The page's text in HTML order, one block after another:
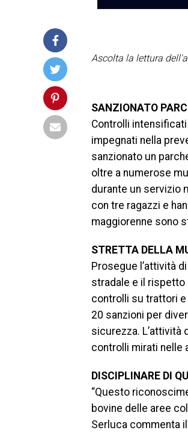
Ascolta la lettura
SANZIONATO
Controlli
impegnati nella
sanzionato un
oltre a numerose
durante un servizio
con tre ragazzi e
maggiorenne sono
STRETTA DELLA
Prosegue l’attività
stradale e il rispetto
controlli su trattori
20 sanzioni per
sicurezza.
controlli mirati nelle
DISCIPLINARE DI
“Questo
bovine delle aree
Serluca commenta